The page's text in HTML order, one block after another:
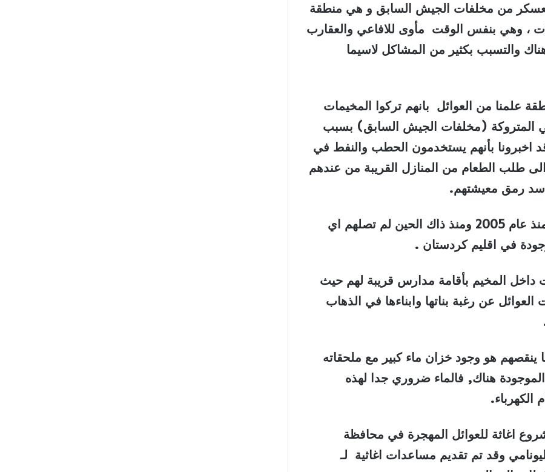
من مخلفات الجيش السابق و هي منطقة
، وهي بنفس الوقت مأوى للافاعي والعقارب
والتسبب بكثير من المشاكل لاسيما
علمنا من العوائل بانهم تركوا المخيمات
المتروكة (مخلفات الجيش السابق) بسبب
اخبرونا بأنهم يستخدمون الحطب والنفط في
طلب الطعام من المنازل القريبة من عندهم
رمق معيشتهم.
اغلبيه هذة العوائل تسكن هذه المنطقة منذ عام 2005 ومنذ ذاك الحين لم تصلهم اي
في اقليم كردستان .
داخل المخيم بأقامة مدارس قريبة لهم حيث
عن رغبة بناتها وابناءها في الذهاب
ينقصهم هو وجود خزان ماء كبير مع ملحقاته
هناك, فالماء ضروري جدا لهذه
.
اغاثة للعوائل المهجرة في محافظة
وقد تم تقديم مساعدات اغاثية لـ